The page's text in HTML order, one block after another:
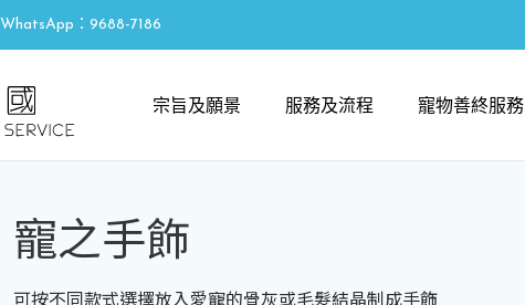
WhatsApp：9688-7186
宗旨及願景 服務及流程 寵物善終服務
寵之手飾
可按不同款式選擇放入愛寵的骨灰或毛髮結晶制成手飾